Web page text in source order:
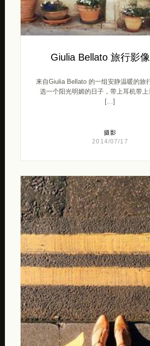
Giulia Bellato 旅行影
来自Giulia Bellato 的一组安静温暖的旅
选一个阳光明媚的日子，带上耳机带
[…]
摄影
2014/07/17